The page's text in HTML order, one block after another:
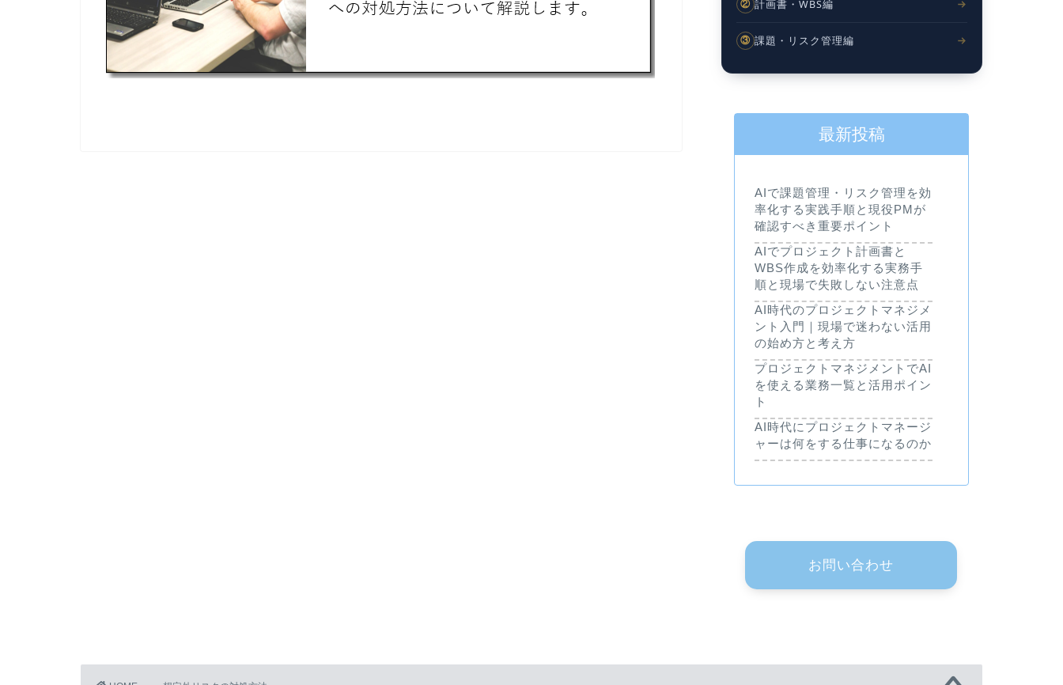
② 計画書・WBS編
③ 課題・リスク管理編
最新投稿
AIで課題管理・リスク管理を効
率化する実践手順と現役PMが
確認すべき重要ポイント
AIでプロジェクト計画書と
WBS作成を効率化する実務手
順と現場で失敗しない注意点
AI時代のプロジェクトマネジメ
ント入門｜現場で迷わない活用
の始め方と考え方
プロジェクトマネジメントでAI
を使える業務一覧と活用ポイン
ト
AI時代にプロジェクトマネージ
ャーは何をする仕事になるのか
お問い合わせ